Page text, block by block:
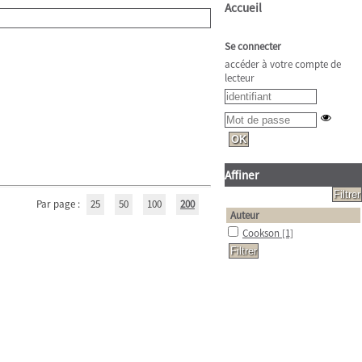
Par page : 25 50 100 200
Accueil
Se connecter
accéder à votre compte de
lecteur
Affiner
Auteur
Cookson [1]